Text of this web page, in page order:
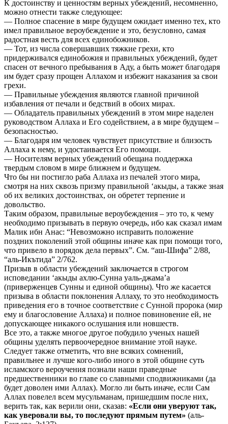
К достоинству и ценностям верных убеждений, несомненно,
можно отнести также следующее:
— Полное спасение в мире будущем ожидает именно тех, кто
имел правильное вероубеждение и это, безусловно, самая
радостная весть для всех единобожников.
— Тот, из числа совершавших тяжкие грехи, кто
придерживался единобожия и правильных убеждений, будет
спасен от вечного пребывания в Аду, а быть может благодаря
им будет сразу прощен Аллахом и избежит наказания за свои
грехи.
— Правильные убеждения являются главной причиной
избавления от печали и бедствий в обоих мирах.
— Обладатель правильных убеждений в этом мире наделен
руководством Аллаха и Его содействием, а в мире будущем –
безопасностью.
— Благодаря им человек чувствует присутствие и близость
Аллаха к нему, и удостаивается Его помощи.
— Носителям верных убеждений обещана поддержка
твердым словом в мире ближнем и будущем.
Что бы ни постигло раба Аллаха из печалей этого мира,
смотря на них сквозь призму правильной ‘акыды, а также зная
об их великих достоинствах, он обретет терпение и
довольство.
Таким образом, правильные вероубеждения – это то, к чему
необходимо призывать в первую очередь, ибо как сказал имам
Малик ибн Анас: “Невозможно исправить положение
поздних поколений этой общины иначе как при помощи того,
что привело в порядок дела первых”. См. “аш-Шифа” 2/88,
“аль-Икътида” 2/762.
Призыв в области убеждений заключается в строгом
исповедании ‘акыды ахлю-Сунна уаль-джама’а
(приверженцев Сунны и единой общины). Что же касается
призыва в области поклонения Аллаху, то это необходимость
приведения его в точное соответствие с Сунной пророка (мир
ему и благословение Аллаха) и полное повиновение ей, не
допускающее никакого ослушания или новшеств.
Все это, а также многое другое побудило ученых нашей
общины уделять первоочередное внимание этой науке.
Следует также отметить, что вне всяких сомнений,
правильнее и лучше кого-либо иного в этой общине суть
исламского вероучения познали наши праведные
предшественники во главе со славными сподвижниками (да
будет доволен ими Аллах). Могло ли быть иначе, если Сам
Аллах повелел всем мусульманам, пришедшим после них,
верить так, как верили они, сказав: «Если они уверуют так,
как уверовали вы, то последуют прямым путем» (аль-